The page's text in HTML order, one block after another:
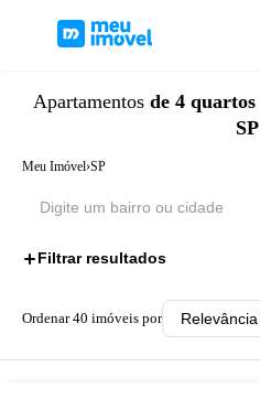
Apartamentos de 4 quartos
SP
Meu Imóvel›SP
Filtrar resultados
Ordenar40 imóveis por Relevância